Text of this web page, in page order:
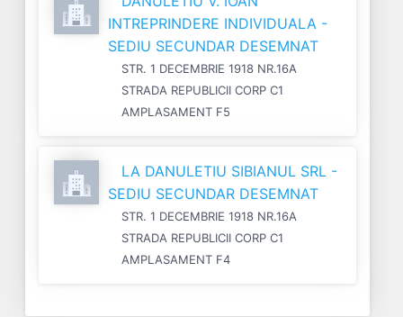
INTREPRINDERE INDIVIDUALA -
SEDIU SECUNDAR DESEMNAT
STR. 1 DECEMBRIE 1918 NR.16A
STRADA REPUBLICII CORP C1
AMPLASAMENT F5
LA DANULETIU SIBIANUL SRL -
SEDIU SECUNDAR DESEMNAT
STR. 1 DECEMBRIE 1918 NR.16A
STRADA REPUBLICII CORP C1
AMPLASAMENT F4